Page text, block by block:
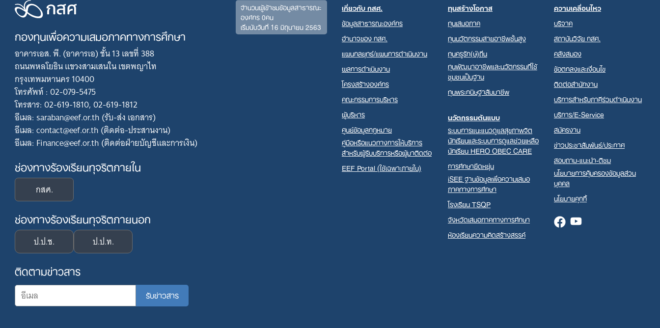
Search
for:
กองทุนเพื่อความเสมอภาคทางการศึกษา
อาคารเอส. พี. (อาคารเอ) ชั้น 13 เลขที่ 388
ถนนพหลโยธิน แขวงสามเสนใน เขตพญาไท
กรุงเทพมหานคร 10400
โทรศัพท์ : 02-079-5475
โทรสาร: 02-619-1810, 02-619-1812
อีเมล: saraban@eef.or.th (รับ-ส่ง เอกสาร)
อีเมล: contact@eef.or.th (ติดต่อ-ประสานงาน)
อีเมล: Finance@eef.or.th (ติดต่อฝ่ายบัญชีและการเงิน)
ช่องทางร้องเรียนทุจริตภายใน
กสศ.
ช่องทางร้องเรียนทุจริตภายนอก
ป.ป.ช. ป.ป.ท.
ติดตามข่าวสาร
จำนวนผู้เข้าชมข้อมูลสาธารณะ
องค์กร 0คน
เริ่มนับวันที่ 16 มิถุนายน 2563
เกี่ยวกับ กสศ.
ข้อมูลสาธารณะองค์กร
อำนาจของ กสศ.
แผนกลยุทธ์/แผนการดำเนินงาน
ผลการดำเนินงาน
โครงสร้างองค์กร
คณะกรรมการบริหาร
ผู้บริหาร
ศูนย์ข้อมูลกฎหมาย
คู่มือหรือแนวทางการให้บริการ
สำหรับผู้รับบริการหรือผู้มาติดต่อ
EEF Portal (ใช้เฉพาะภายใน)
ทุนสร้างโอกาส
ทุนเสมอภาค
ทุนนวัตกรรมสายอาชีพชั้นสูง
ทุนครูรัก(ษ์)ถิ่น
ทุนพัฒนาอาชีพและนวัตกรรมที่ใช้
ชุมชนเป็นฐาน
ทุนพระกนิษฐาสัมมาชีพ
นวัตกรรมต้นแบบ
ระบบการแนะแนวดูแลสุขภาพจิต
นักเรียนและระบบการดูแลช่วยเหลือ
นักเรียน HERO OBEC CARE
การศึกษายืดหยุ่น
iSEE ฐานข้อมูลเพื่อความเสมอ
ภาคทางการศึกษา
โรงเรียน TSQP
จังหวัดเสมอภาคทางการศึกษา
ห้องเรียนความคิดสร้างสรรค์
ความเคลื่อนไหว
บริจาค
สถาบันวิจัย กสศ.
คลังสมอง
ข้อตกลงและเงื่อนไข
ติดต่อสำนักงาน
บริการสำหรับภาคีร่วมดำเนินงาน
บริการ/E-Service
สมัครงาน
ข่าวประชาสัมพันธ์/ประกาศ
สอบถาม-แนะนำ-ติชม
นโยบายการคุ้มครองข้อมูลส่วน
บุคคล
นโยบายคุกกี้
FacebookYoutube